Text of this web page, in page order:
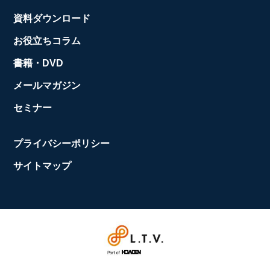
資料ダウンロード
お役立ちコラム
書籍・DVD
メールマガジン
セミナー
プライバシーポリシー
サイトマップ